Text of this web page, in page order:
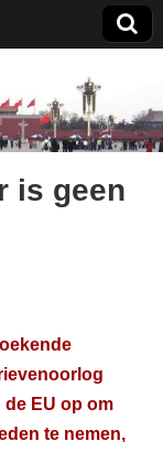
is geen
EU op om
te nemen,